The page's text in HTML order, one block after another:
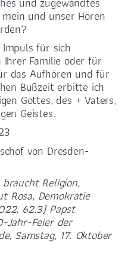
und unser Hören
Impuls für sich
Familie oder für
das Aufhören und für
Bußzeit erbitte ich
Gottes, des + Vaters,
Geistes.
von Dresden-
Religion,
Rosa, Demokratie
62.3) Papst
Jahr-Feier der
Samstag, 17. Oktober